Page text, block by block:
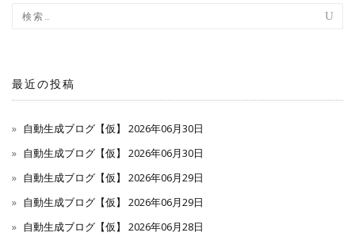
最近の投稿
自動生成ブログ【仮】 2026年06月30日
自動生成ブログ【仮】 2026年06月30日
自動生成ブログ【仮】 2026年06月29日
自動生成ブログ【仮】 2026年06月29日
自動生成ブログ【仮】 2026年06月28日